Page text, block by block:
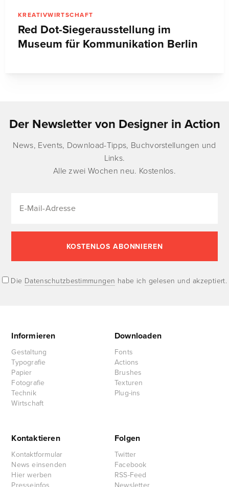
KREATIVWIRTSCHAFT
Red Dot-Siegerausstellung im
Museum für Kommunikation Berlin
Der Newsletter von Designer in Action
News, Events, Download-Tipps, Buchvorstellungen und
Links.
Alle zwei Wochen neu. Kostenlos.
Die Datenschutzbestimmungen habe ich gelesen und akzeptiert.
Informieren
Gestaltung
Typografie
Papier
Fotografie
Technik
Wirtschaft
Downloaden
Fonts
Actions
Brushes
Texturen
Plug-ins
Kontaktieren
Kontaktformular
News einsenden
Hier werben
Folgen
Twitter
Facebook
RSS-Feed